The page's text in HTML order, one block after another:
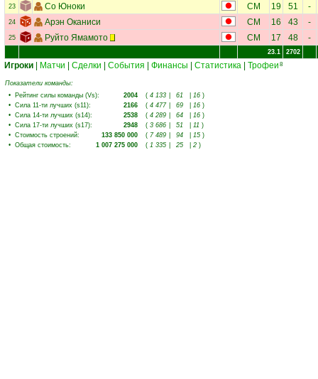
23 Со Юноки CM 19 51 -
24 Арэн Оканиси CM 16 43 -
25 Руйто Ямамото CM 17 48 -
23.1 2702
Игроки Матчи Сделки События Финансы Статистика Трофеи 8
Показатели команды:
• Рейтинг силы команды (Vs): 2004 ( 4 133 61 16 )
• Сила 11-ти лучших (s11): 2166 ( 4 477 69 16 )
• Сила 14-ти лучших (s14): 2538 ( 4 289 64 16 )
• Сила 17-ти лучших (s17): 2948 ( 3 686 51 11 )
• Стоимость строений: 133 850 000 ( 7 489 94 15 )
• Общая стоимость: 1 007 275 000 ( 1 335 25 2 )